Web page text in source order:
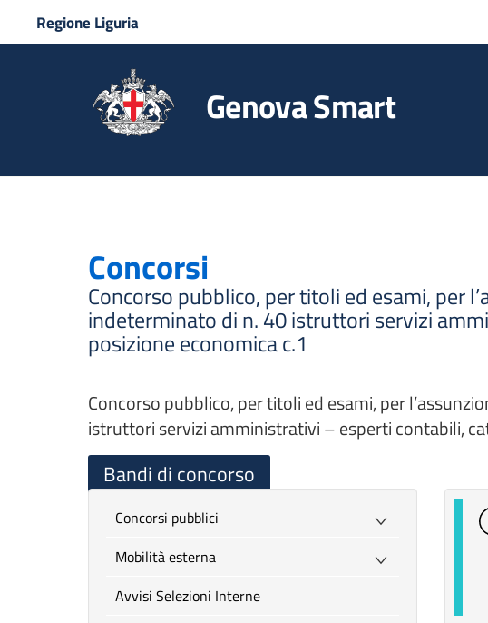
Regione Liguria
Genova Smart
Concorsi
Concorso pubblico, per titoli ed esami, per
indeterminato di n. 40 istruttori servizi
posizione economica c.1
Concorso pubblico, per titoli ed esami, per
istruttori servizi amministrativi – esperti contabili,
Bandi di concorso
Concorsi pubblici
Mobilità esterna
Avvisi Selezioni Interne